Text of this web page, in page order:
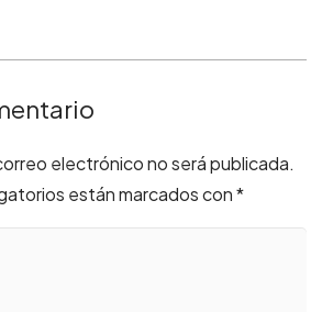
electrónico no será publicada.
están marcados con*